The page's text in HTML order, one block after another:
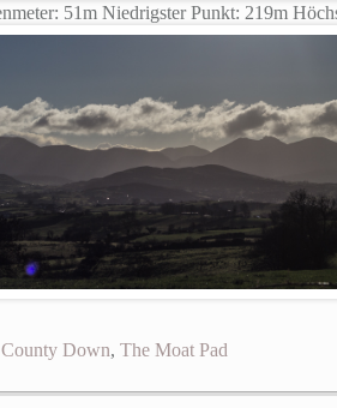
51m Niedrigster Punkt: 219m
County Down, The Moat Pad